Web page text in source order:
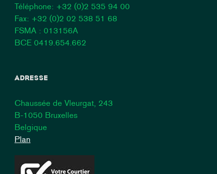
Téléphone: +32 (0)2 535 94 00
Fax: +32 (0)2 02 538 51 68
FSMA : 013156A
BCE 0419.654.662
ADRESSE
Chaussée de Vleurgat, 243
B-1050 Bruxelles
Belgique
Plan